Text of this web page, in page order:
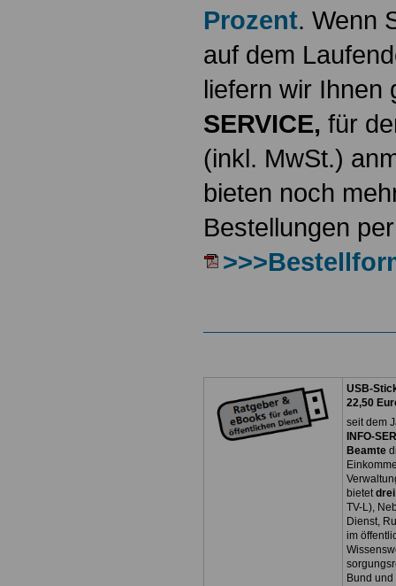
Prozent. Wenn
auf dem
liefern wir
SERVICE, für
(inkl. MwSt.)
bieten noch
Bestellungen
USB-
22,50
seit dem
INFO-
Beamte
bietet
TV-L),
Dienst,
im
Bund